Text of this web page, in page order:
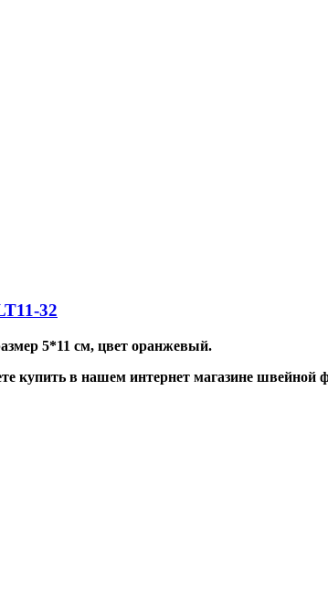
32
5*11 см, цвет оранжевый.
купить в нашем интернет магазине швейной